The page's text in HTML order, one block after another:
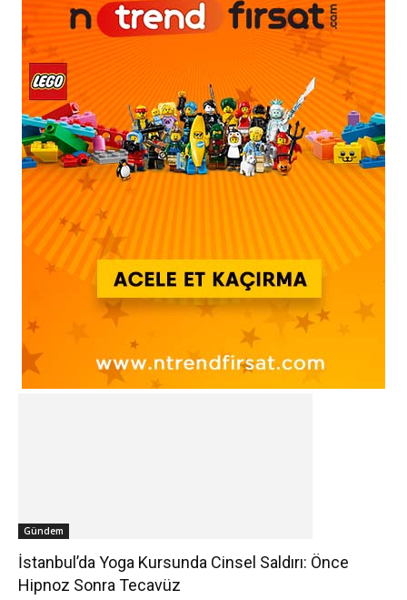
Gündem
İstanbul’da Yoga Kursunda Cinsel Saldırı: Önce
Hipnoz Sonra Tecavüz